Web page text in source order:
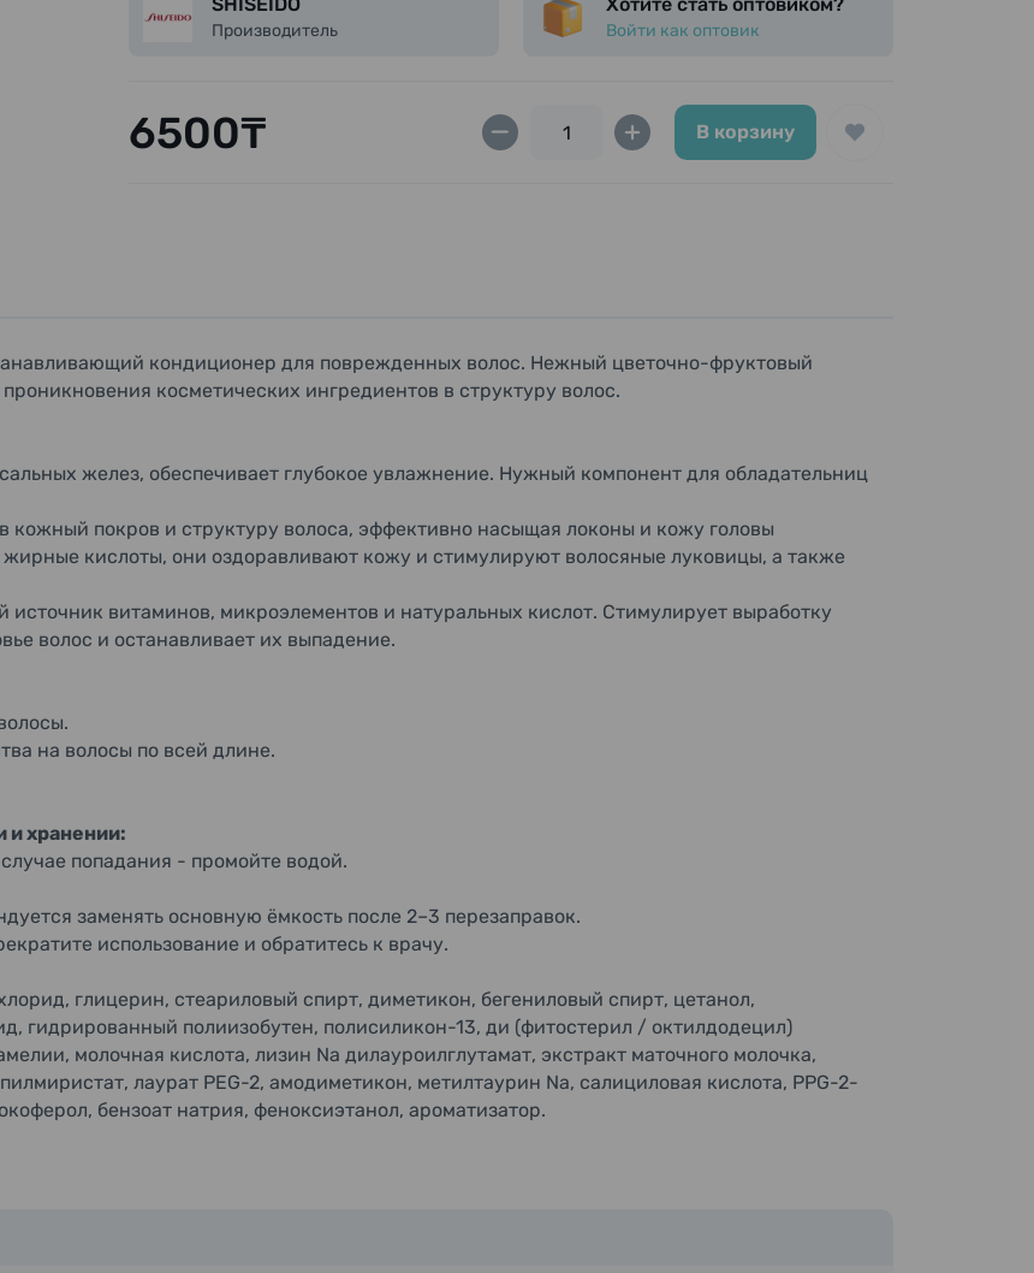
молочка, экстракт семян сои, изопропанол, DPG, изопропилмиристат, лаурат
PEG-2, амодиметикон, метилтаурин Na, салициловая кислота, PPG-2-децет-12,
Производитель Войти как оптовик
6500₸ В корзину
кондиционер для поврежденных волос. Нежный цветочно-фруктовый
косметических ингредиентов в структуру волос.
желез, обеспечивает глубокое увлажнение. Нужный компонент для обладательниц
кожный покров и структуру волоса, эффективно насыщая локоны и кожу головы
кислоты, они оздоравливают кожу и стимулируют волосяные луковицы, а также
источник витаминов, микроэлементов и натуральных кислот. Стимулирует выработку
волос и останавливает их выпадение.
на волосы по всей длине.
и хранении:
попадания - промойте водой.
заменять основную ёмкость после 2–3 перезаправок.
использование и обратитесь к врачу.
глицерин, стеариловый спирт, диметикон, бегениловый спирт, цетанол,
гидрированный полиизобутен, полисиликон-13, ди (фитостерил / октилдодецил)
молочная кислота, лизин Na дилауроилглутамат, экстракт маточного молочка,
лаурат PEG-2, амодиметикон, метилтаурин Na, салициловая кислота, PPG-2-
бензоат натрия, феноксиэтанол, ароматизатор.